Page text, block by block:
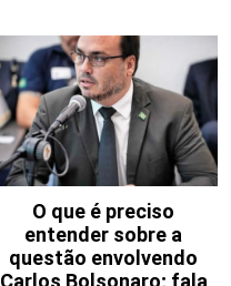
O que é preciso
entender sobre a
questão envolvendo
Carlos Bolsonaro; fala